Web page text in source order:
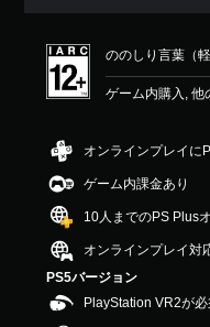
価
は
中
の
4
6
4
す
ののしり言葉（軽
ゲーム内購入, 他
オンラインプレイに
ゲーム内課金あり
10人までのPS Plus
オンラインプレイ対
PS5バージョン
PlayStation VR2が